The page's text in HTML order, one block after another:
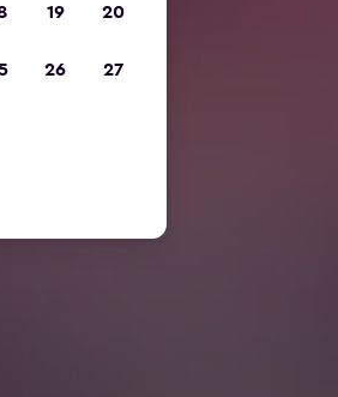
19 20
26 27